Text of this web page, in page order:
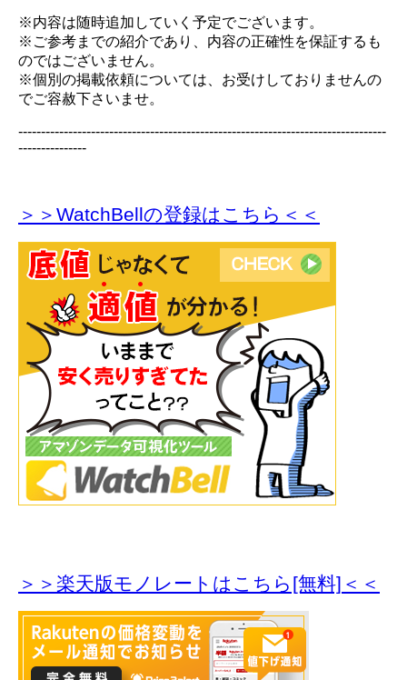
※内容は随時追加していく予定でございます。
※ご参考までの紹介であり、内容の正確性を保証するも
のではございません。
※個別の掲載依頼については、お受けしておりませんの
でご容赦下さいませ。
---------------------------------------------------------------------------------
---------------
＞＞WatchBellの登録はこちら＜＜
＞＞楽天版モノレートはこちら[無料]＜＜